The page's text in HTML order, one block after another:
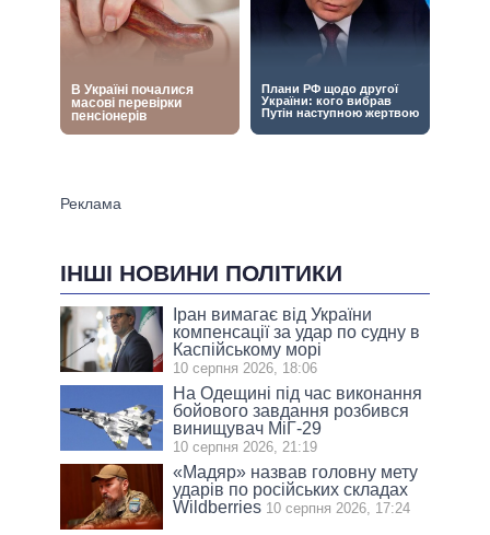
ІНШІ НОВИНИ ПОЛІТИКИ
Іран вимагає від України
компенсації за удар по судну в
Каспійському морі
10 серпня 2026, 18:06
На Одещині під час виконання
бойового завдання розбився
винищувач МіГ-29
10 серпня 2026, 21:19
«Мадяр» назвав головну мету
ударів по російських складах
Wildberries 10 серпня 2026, 17:24